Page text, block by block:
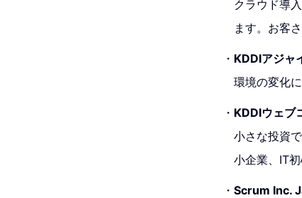
クラウド導
ます。お客
KDDIアジャ
環境の変化
KDDIウェブ
小さな投資
小企業、IT
Scrum Inc.